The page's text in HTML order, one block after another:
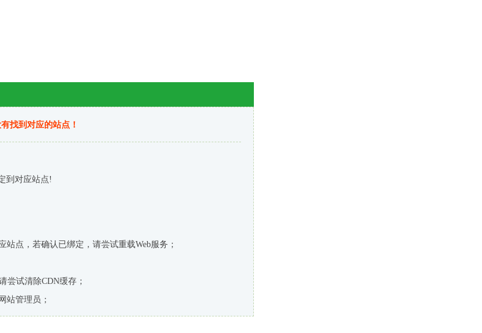
找到对应的站点！
到对应站点!
站点，若确认已绑定，请尝试重载Web服务；
尝试清除CDN缓存；
站管理员；